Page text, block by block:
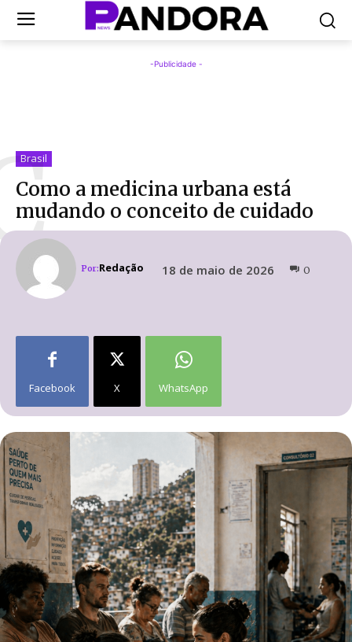
-Publicidade -
Brasil
Como a medicina urbana está
mudando o conceito de cuidado
Por:Redação 18 de maio de 2026 0
Facebook X WhatsApp